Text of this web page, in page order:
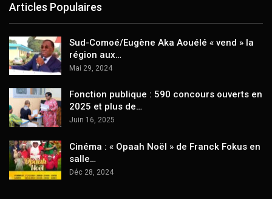
Articles Populaires
Sud-Comoé/Eugène Aka Aouélé « vend » la
région aux…
Mai 29, 2024
Fonction publique : 590 concours ouverts en
2025 et plus de…
Juin 16, 2025
Cinéma : « Opaah Noël » de Franck Fokus en
salle…
Déc 28, 2024